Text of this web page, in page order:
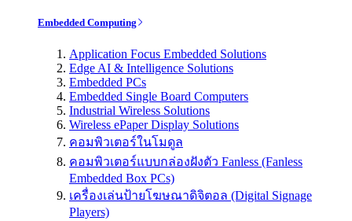
Embedded Computing
Application Focus Embedded Solutions
Edge AI & Intelligence Solutions
Embedded PCs
Embedded Single Board Computers
Industrial Wireless Solutions
Wireless ePaper Display Solutions
คอมพิวเตอร์ในโมดูล
คอมพิวเตอร์แบบกล่องฝังตัว Fanless (Fanless
Embedded Box PCs)
เครื่องเล่นป้ายโฆษณาดิจิตอล (Digital Signage
Players)